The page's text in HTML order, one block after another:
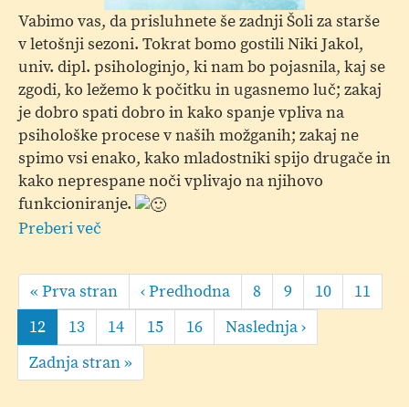
Vabimo vas, da prisluhnete še zadnji Šoli za starše
v letošnji sezoni. Tokrat bomo gostili Niki Jakol,
univ. dipl. psihologinjo, ki nam bo pojasnila, kaj se
zgodi, ko ležemo k počitku in ugasnemo luč; zakaj
je dobro spati dobro in kako spanje vpliva na
psihološke procese v naših možganih; zakaj ne
spimo vsi enako, kako mladostniki spijo drugače in
kako neprespane noči vplivajo na njihovo
funkcioniranje.
Preberi več
za
starše;
"Otroci
so
naše
največje
Pagination
First
page
« Prva stran
Predhodna
stran
‹ Predhodna Page
8 Page
9 Page
10 Page
11
Current
page
12 Page
13 Page
14 Page
15 Page
16
Naslednja
stran
Naslednja ›
Last
page
Zadnja stran »